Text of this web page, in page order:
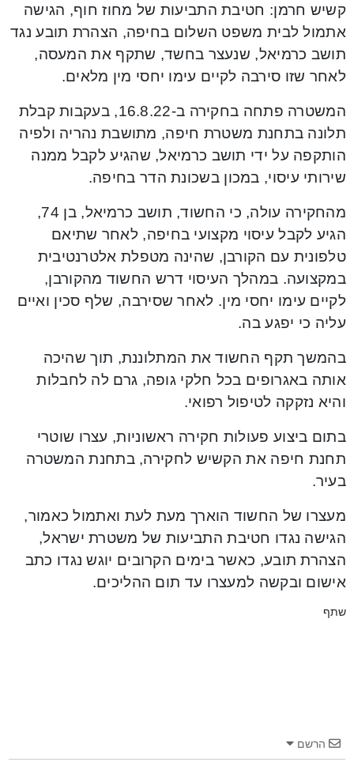
קשיש חרמן: חטיבת התביעות של מחוז חוף, הגישה
אתמול לבית משפט השלום בחיפה, הצהרת תובע נגד
תושב כרמיאל, שנעצר בחשד, שתקף את המעסה,
לאחר שזו סירבה לקיים עימו יחסי מין מלאים.
המשטרה פתחה בחקירה ב-16.8.22, בעקבות קבלת
תלונה בתחנת משטרת חיפה, מתושבת נהריה ולפיה
הותקפה על ידי תושב כרמיאל, שהגיע לקבל ממנה
שירותי עיסוי, במכון בשכונת הדר בחיפה.
מהחקירה עולה, כי החשוד, תושב כרמיאל, בן 74,
הגיע לקבל עיסוי מקצועי בחיפה, לאחר שתיאם
טלפונית עם הקורבן, שהינה מטפלת אלטרנטיבית
במקצועה. במהלך העיסוי דרש החשוד מהקורבן,
לקיים עימו יחסי מין. לאחר שסירבה, שלף סכין ואיים
עליה כי יפגע בה.
בהמשך תקף החשוד את המתלוננת, תוך שהיכה
אותה באגרופים בכל חלקי גופה, גרם לה לחבלות
והיא נזקקה לטיפול רפואי.
בתום ביצוע פעולות חקירה ראשוניות, עצרו שוטרי
תחנת חיפה את הקשיש לחקירה, בתחנת המשטרה
בעיר.
מעצרו של החשוד הוארך מעת לעת ואתמול כאמור,
הגישה נגדו חטיבת התביעות של משטרת ישראל,
הצהרת תובע, כאשר בימים הקרובים יוגש נגדו כתב
אישום ובקשה למעצרו עד תום ההליכים.
שתף
הרשם